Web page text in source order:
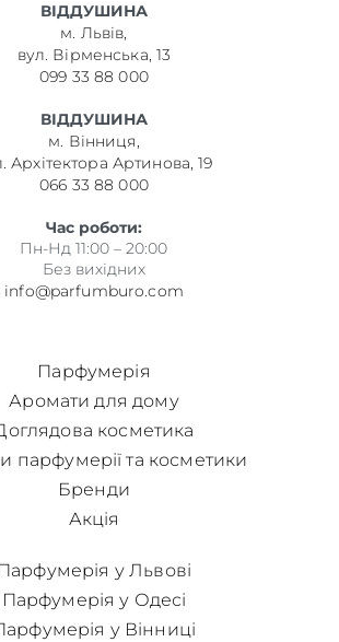
ВІДДУШИНА
м. Львів,
вул. Вірменська, 13
099 33 88 000
ВІДДУШИНА
м. Вінниця,
Архітектора Артинова, 19
066 33 88 000
Час роботи:
Пн-Нд 11:00 – 20:00
Без вихідних
info@parfumburo.com
Парфумерія
Аромати для дому
косметика
парфумерії та косметики
Бренди
Акція
Парфумерія у Львові
Парфумерія у Одесі
у Вінниці